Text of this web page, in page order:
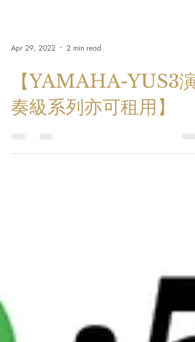
Apr 29, 2022 2 min read
【YAMAHA-YUS3演